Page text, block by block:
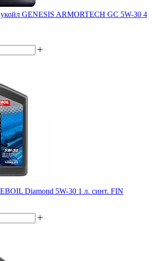
GENESIS ARMORTECH GC 5W-30 4
Diamond 5W-30 1 л. синт. FIN